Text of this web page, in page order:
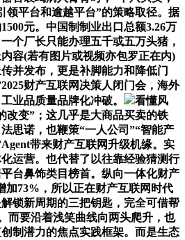
领平台和逾越平台”的策略取径。据
元。中国制制业出口总额3.26万
个厂长只能办理五千或五万头猪，
容(若有图片或视频亦包罗正在内)
并发布，更是补脚能力和降低门
财产互联网决策人闭门会，海外
业品质量品牌化冲破。
看懂风
改变”；这几乎是大商品买卖的铁
思诺，也鞭策“一人公司”“智能产
带来财产互联网升级机缘。实
运营。也代替了以往靠经验猜测行
台鼻饰类目榜首。纵向一体化财产
加73%，所以正在财产互联网时代
锁新周期的三把钥匙，完全可借帮
而要沿着浅笑曲线向两头爬升，也
制潜力的焦点实践框架。而是生态